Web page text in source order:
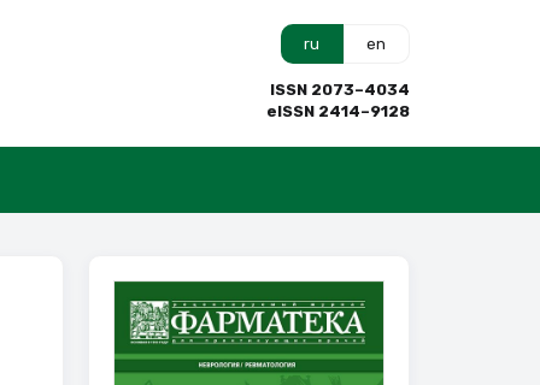
ru en
ISSN 2073–4034
eISSN 2414–9128